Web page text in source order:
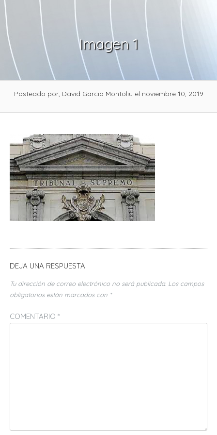
Skip
to
content
Imagen 1
Posteado por, David Garcia Montoliu el noviembre 10, 2019
DEJA UNA RESPUESTA
Tu dirección de correo electrónico no será publicada. Los campos
obligatorios están marcados con *
COMENTARIO *